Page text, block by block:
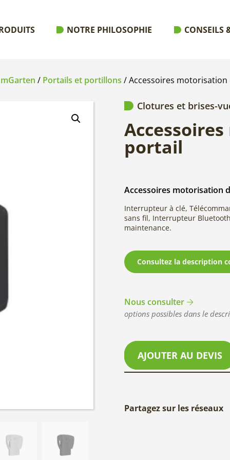
NOTRE PHILOSOPHIE CONSEILS
/ Portails et portillons / Accessoires
Clotures et brises-
portail
Accessoires motorisation
Interrupteur à clé,
sans fil, Interrupteur
maintenance.
Consultez la description
Nous consulter
options possibles dans le
AJOUTER AU DEVIS
Partagez sur les réseaux